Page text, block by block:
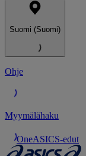
Suomi (Suomi)
Ohje
Myymälähaku
OneASICS-edut